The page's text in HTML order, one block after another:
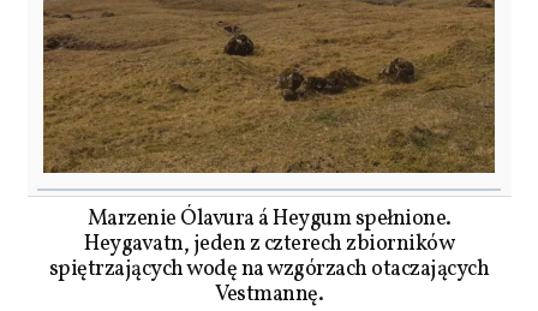
Marzenie Ólavura á Heygum spełnione.
Heygavatn, jeden z czterech zbiorników
spiętrzających wodę na wzgórzach otaczających
Vestmannę.